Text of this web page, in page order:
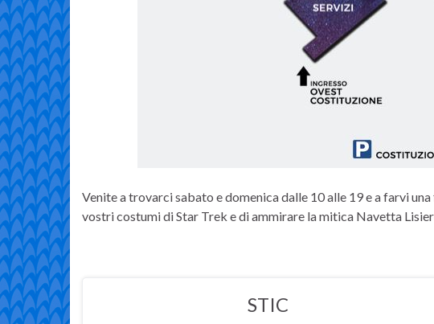
Venite a trovarci sabato e domenica dalle 10 alle 19 e a farvi
vostri costumi di Star Trek e di ammirare la mitica Navetta
STIC